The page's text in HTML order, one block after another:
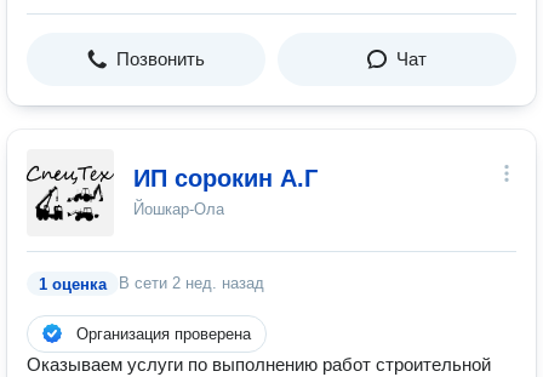
Позвонить Чат
ИП сорокин А.Г
Йошкар-Ола
1 оценка В сети 2 нед. назад
Организация проверена
Оказываем услуги по выполнению работ строительной